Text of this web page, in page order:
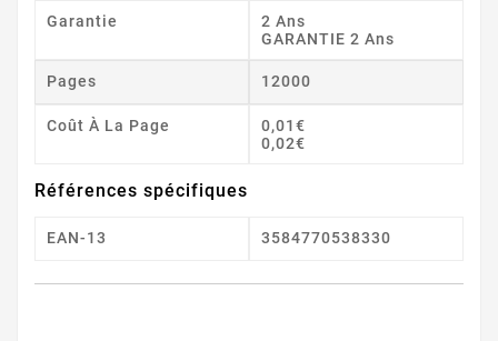
Garantie
2 Ans
GARANTIE 2 Ans
Pages 12000
Coût À La Page
0,01€
0,02€
Références spécifiques
EAN-13 3584770538330